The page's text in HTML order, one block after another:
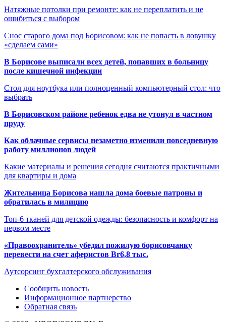
Натяжные потолки при ремонте: как не переплатить и не
ошибиться с выбором
Снос старого дома под Борисовом: как не попасть в ловушку
«сделаем сами»
В Борисове выписали всех детей, попавших в больницу
после кишечной инфекции
Стол для ноутбука или полноценный компьютерный стол: что
выбрать
В Борисовском районе ребенок едва не утонул в частном
пруду
Как облачные сервисы незаметно изменили повседневную
работу миллионов людей
Какие материалы и решения сегодня считаются практичными
для квартиры и дома
Жительница Борисова нашла дома боевые патроны и
обратилась в милицию
Топ-6 тканей для детской одежды: безопасность и комфорт на
первом месте
«Правоохранитель» убедил пожилую борисовчанку
перевести на счет аферистов Br6,8 тыс.
Аутсорсинг бухгалтерского обслуживания
Сообщить новость
Информационное партнерство
Обратная связь